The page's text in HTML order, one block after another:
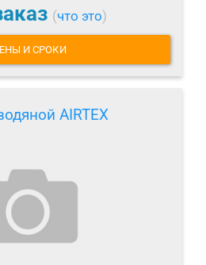
(что это)
И СРОКИ
AIRTEX